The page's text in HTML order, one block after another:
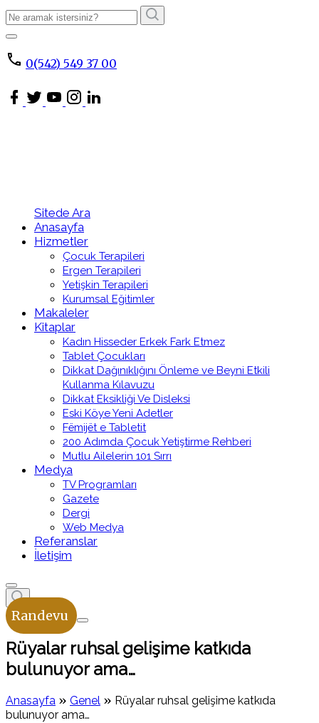
ARA
Arama
Sonucu:
0(542) 549 37 00
Sitede Ara
Anasayfa
Hizmetler
Çocuk Terapileri
Ergen Terapileri
Yetişkin Terapileri
Kurumsal Eğitimler
Makaleler
Kitaplar
Kadın Hisseder Erkek Fark Etmez
Tablet Çocukları
Dikkat Dağınıklığını Önleme ve Beyni Etkili
Kullanma Kılavuzu
Dikkat Eksikliği Ve Disleksi
Eski Köye Yeni Adetler
Fëmijët e Tabletit
200 Adımda Çocuk Yetiştirme Rehberi
Mutlu Ailelerin 101 Sırrı
Medya
TV Programları
Gazete
Dergi
Web Medya
Referanslar
İletişim
Randevu
Rüyalar ruhsal gelişime katkıda
bulunuyor ama…
Anasayfa » Genel » Rüyalar ruhsal gelişime katkıda
bulunuyor ama…